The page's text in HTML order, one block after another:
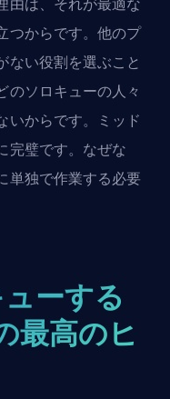
つからです。他のプ
ない役割を選ぶこと
のソロキューの人々
いからです。ミッド
完璧です。なぜな
単独で作業する必要
ーする
最高のヒ